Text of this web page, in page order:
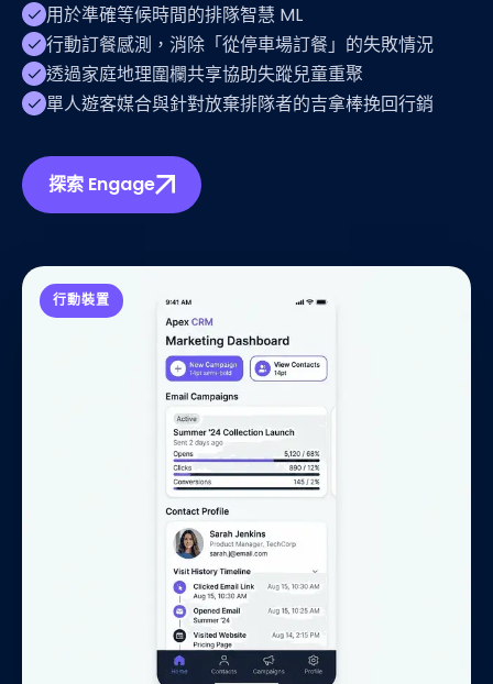
用於準確等候時間的排隊智慧 ML
行動訂餐感測，消除「從停車場訂餐」的失敗情況
透過家庭地理圍欄共享協助失蹤兒童重聚
單人遊客媒合與針對放棄排隊者的吉拿棒挽回行銷
探索 Engage
行動裝置